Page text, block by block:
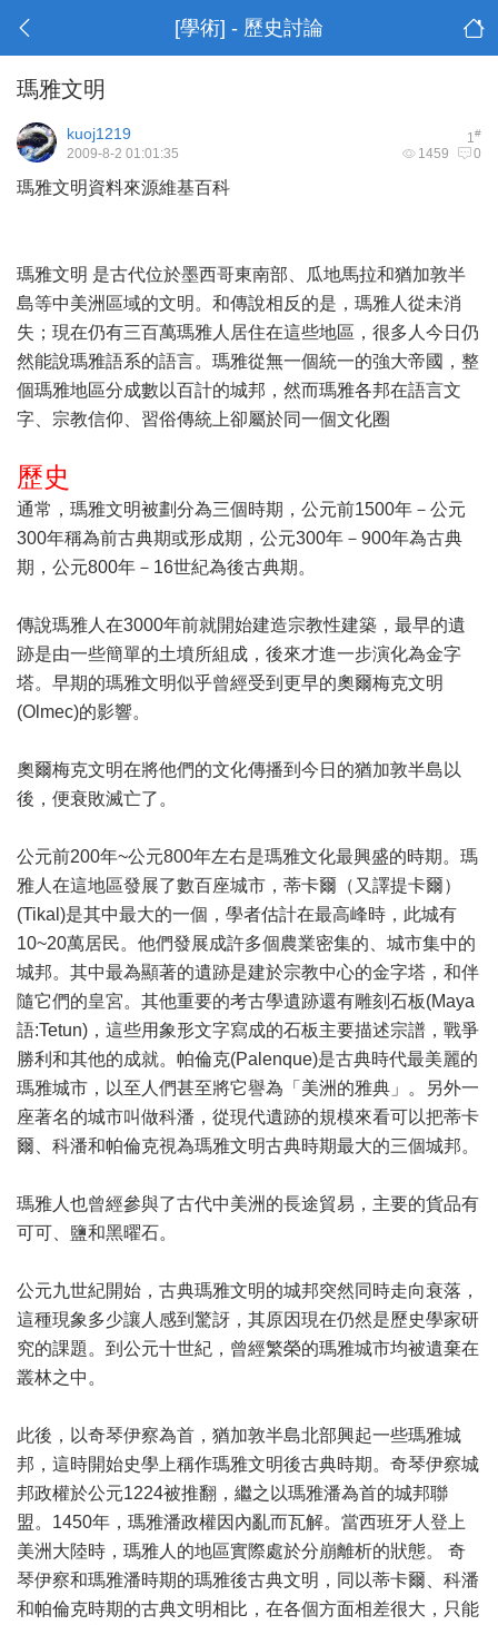
[學術] - 歷史討論
瑪雅文明
1#
kuoj1219
1459 0
2009-8-2 01:01:35
瑪雅文明資料來源維基百科
瑪雅文明 是古代位於墨西哥東南部、瓜地馬拉和猶加敦半
島等中美洲區域的文明。和傳說相反的是，瑪雅人從未消
失；現在仍有三百萬瑪雅人居住在這些地區，很多人今日仍
然能說瑪雅語系的語言。瑪雅從無一個統一的強大帝國，整
個瑪雅地區分成數以百計的城邦，然而瑪雅各邦在語言文
字、宗教信仰、習俗傳統上卻屬於同一個文化圈
歷史
通常，瑪雅文明被劃分為三個時期，公元前1500年－公元
300年稱為前古典期或形成期，公元300年－900年為古典
期，公元800年－16世紀為後古典期。
傳說瑪雅人在3000年前就開始建造宗教性建築，最早的遺
跡是由一些簡單的土墳所組成，後來才進一步演化為金字
塔。早期的瑪雅文明似乎曾經受到更早的奧爾梅克文明
(Olmec)的影響。
奧爾梅克文明在將他們的文化傳播到今日的猶加敦半島以
後，便衰敗滅亡了。
公元前200年~公元800年左右是瑪雅文化最興盛的時期。瑪
雅人在這地區發展了數百座城市，蒂卡爾（又譯提卡爾）
(Tikal)是其中最大的一個，學者估計在最高峰時，此城有
10~20萬居民。他們發展成許多個農業密集的、城市集中的
城邦。其中最為顯著的遺跡是建於宗教中心的金字塔，和伴
隨它們的皇宮。其他重要的考古學遺跡還有雕刻石板(Maya
語:Tetun)，這些用象形文字寫成的石板主要描述宗譜，戰爭
勝利和其他的成就。帕倫克(Palenque)是古典時代最美麗的
瑪雅城市，以至人們甚至將它譽為「美洲的雅典」。另外一
座著名的城市叫做科潘，從現代遺跡的規模來看可以把蒂卡
爾、科潘和帕倫克視為瑪雅文明古典時期最大的三個城邦。
瑪雅人也曾經參與了古代中美洲的長途貿易，主要的貨品有
可可、鹽和黑曜石。
公元九世紀開始，古典瑪雅文明的城邦突然同時走向衰落，
這種現象多少讓人感到驚訝，其原因現在仍然是歷史學家研
究的課題。到公元十世紀，曾經繁榮的瑪雅城市均被遺棄在
叢林之中。
此後，以奇琴伊察為首，猶加敦半島北部興起一些瑪雅城
邦，這時開始史學上稱作瑪雅文明後古典時期。奇琴伊察城
邦政權於公元1224被推翻，繼之以瑪雅潘為首的城邦聯
盟。1450年，瑪雅潘政權因內亂而瓦解。當西班牙人登上
美洲大陸時，瑪雅人的地區實際處於分崩離析的狀態。 奇
琴伊察和瑪雅潘時期的瑪雅後古典文明，同以蒂卡爾、科潘
和帕倫克時期的古典文明相比，在各個方面相差很大，只能